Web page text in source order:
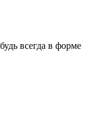
всегда в форме